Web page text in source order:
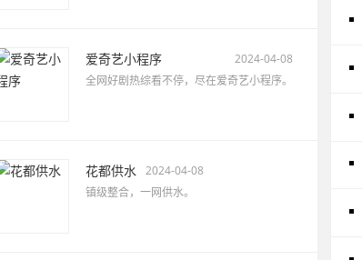
爱奇艺小程序
2024-04-08
全网好剧热综看不停，尽在爱奇艺小程序。
花都供水 2024-04-08
镇级整合，一网供水。